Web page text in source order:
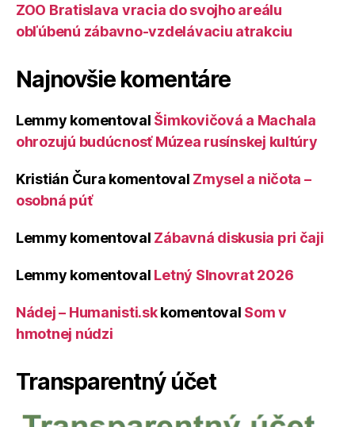
ZOO Bratislava vracia do svojho areálu
obľúbenú zábavno-vzdelávaciu atrakciu
Najnovšie komentáre
Lemmy komentoval Šimkovičová a Machala
ohrozujú budúcnosť Múzea rusínskej kultúry
Kristián Čura komentoval Zmysel a ničota –
osobná púť
Lemmy komentoval Zábavná diskusia pri čaji
Lemmy komentoval Letný Slnovrat 2026
Nádej – Humanisti.skkomentoval Som v
hmotnej núdzi
Transparentný účet